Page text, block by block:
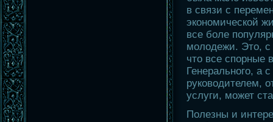
в связи с
экономической
все боле
молодежи. Это, с
что все спорные
Генерального, а
руководителем,
услуги, может
Полезны и